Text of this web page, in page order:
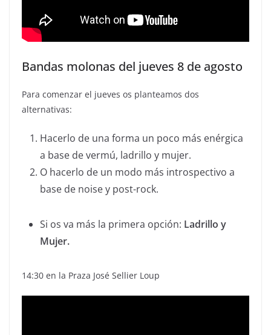
Bandas molonas del jueves 8 de agosto
Para comenzar el jueves os planteamos dos
alternativas:
Hacerlo de una forma un poco más enérgica
a base de vermú, ladrillo y mujer.
O hacerlo de un modo más introspectivo a
base de noise y post-rock.
Si os va más la primera opción: Ladrillo y
Mujer.
14:30 en la Praza José Sellier Loup